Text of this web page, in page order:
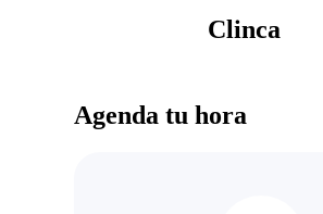
Clinca
Agenda tu hora